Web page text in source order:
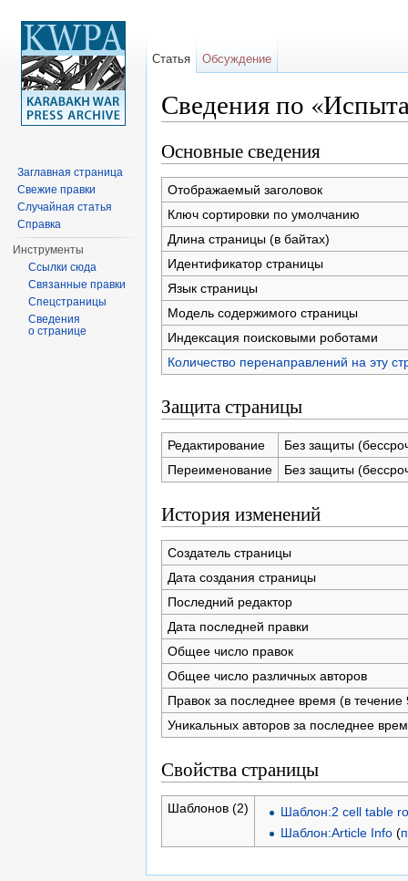
Сведения по
Основные сведения
Отображаемый заголовок
Ключ сортировки по умолчанию
Длина страницы (в байтах)
Идентификатор страницы
Язык страницы
Модель содержимого страницы
Индексация поисковыми роботами
Количество перенаправлений на эту
Защита страницы
Редактирование
Без защиты
Переименование
Без защиты
История изменений
Создатель страницы
Дата создания страницы
Последний редактор
Дата последней правки
Общее число правок
Общее число различных авторов
Правок за последнее время (в течение
Уникальных авторов за последнее
Свойства страницы
Шаблонов (2)
Шаблон:2 cell table
Шаблон:Article Info(
Статья Обсуждение
Заглавная страница
Свежие правки
Случайная статья
Справка
Инструменты
Ссылки сюда
Связанные правки
Спецстраницы
Сведения
о странице